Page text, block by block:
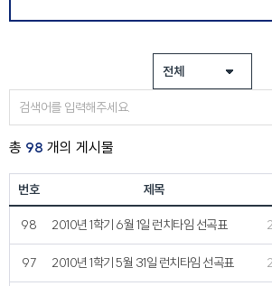
총 98 개의 게시물
번호 제목
98 2010년 1학기 6월 1일 런치타임 선곡표
97 2010년 1학기 5월 31일 런치타임 선곡표